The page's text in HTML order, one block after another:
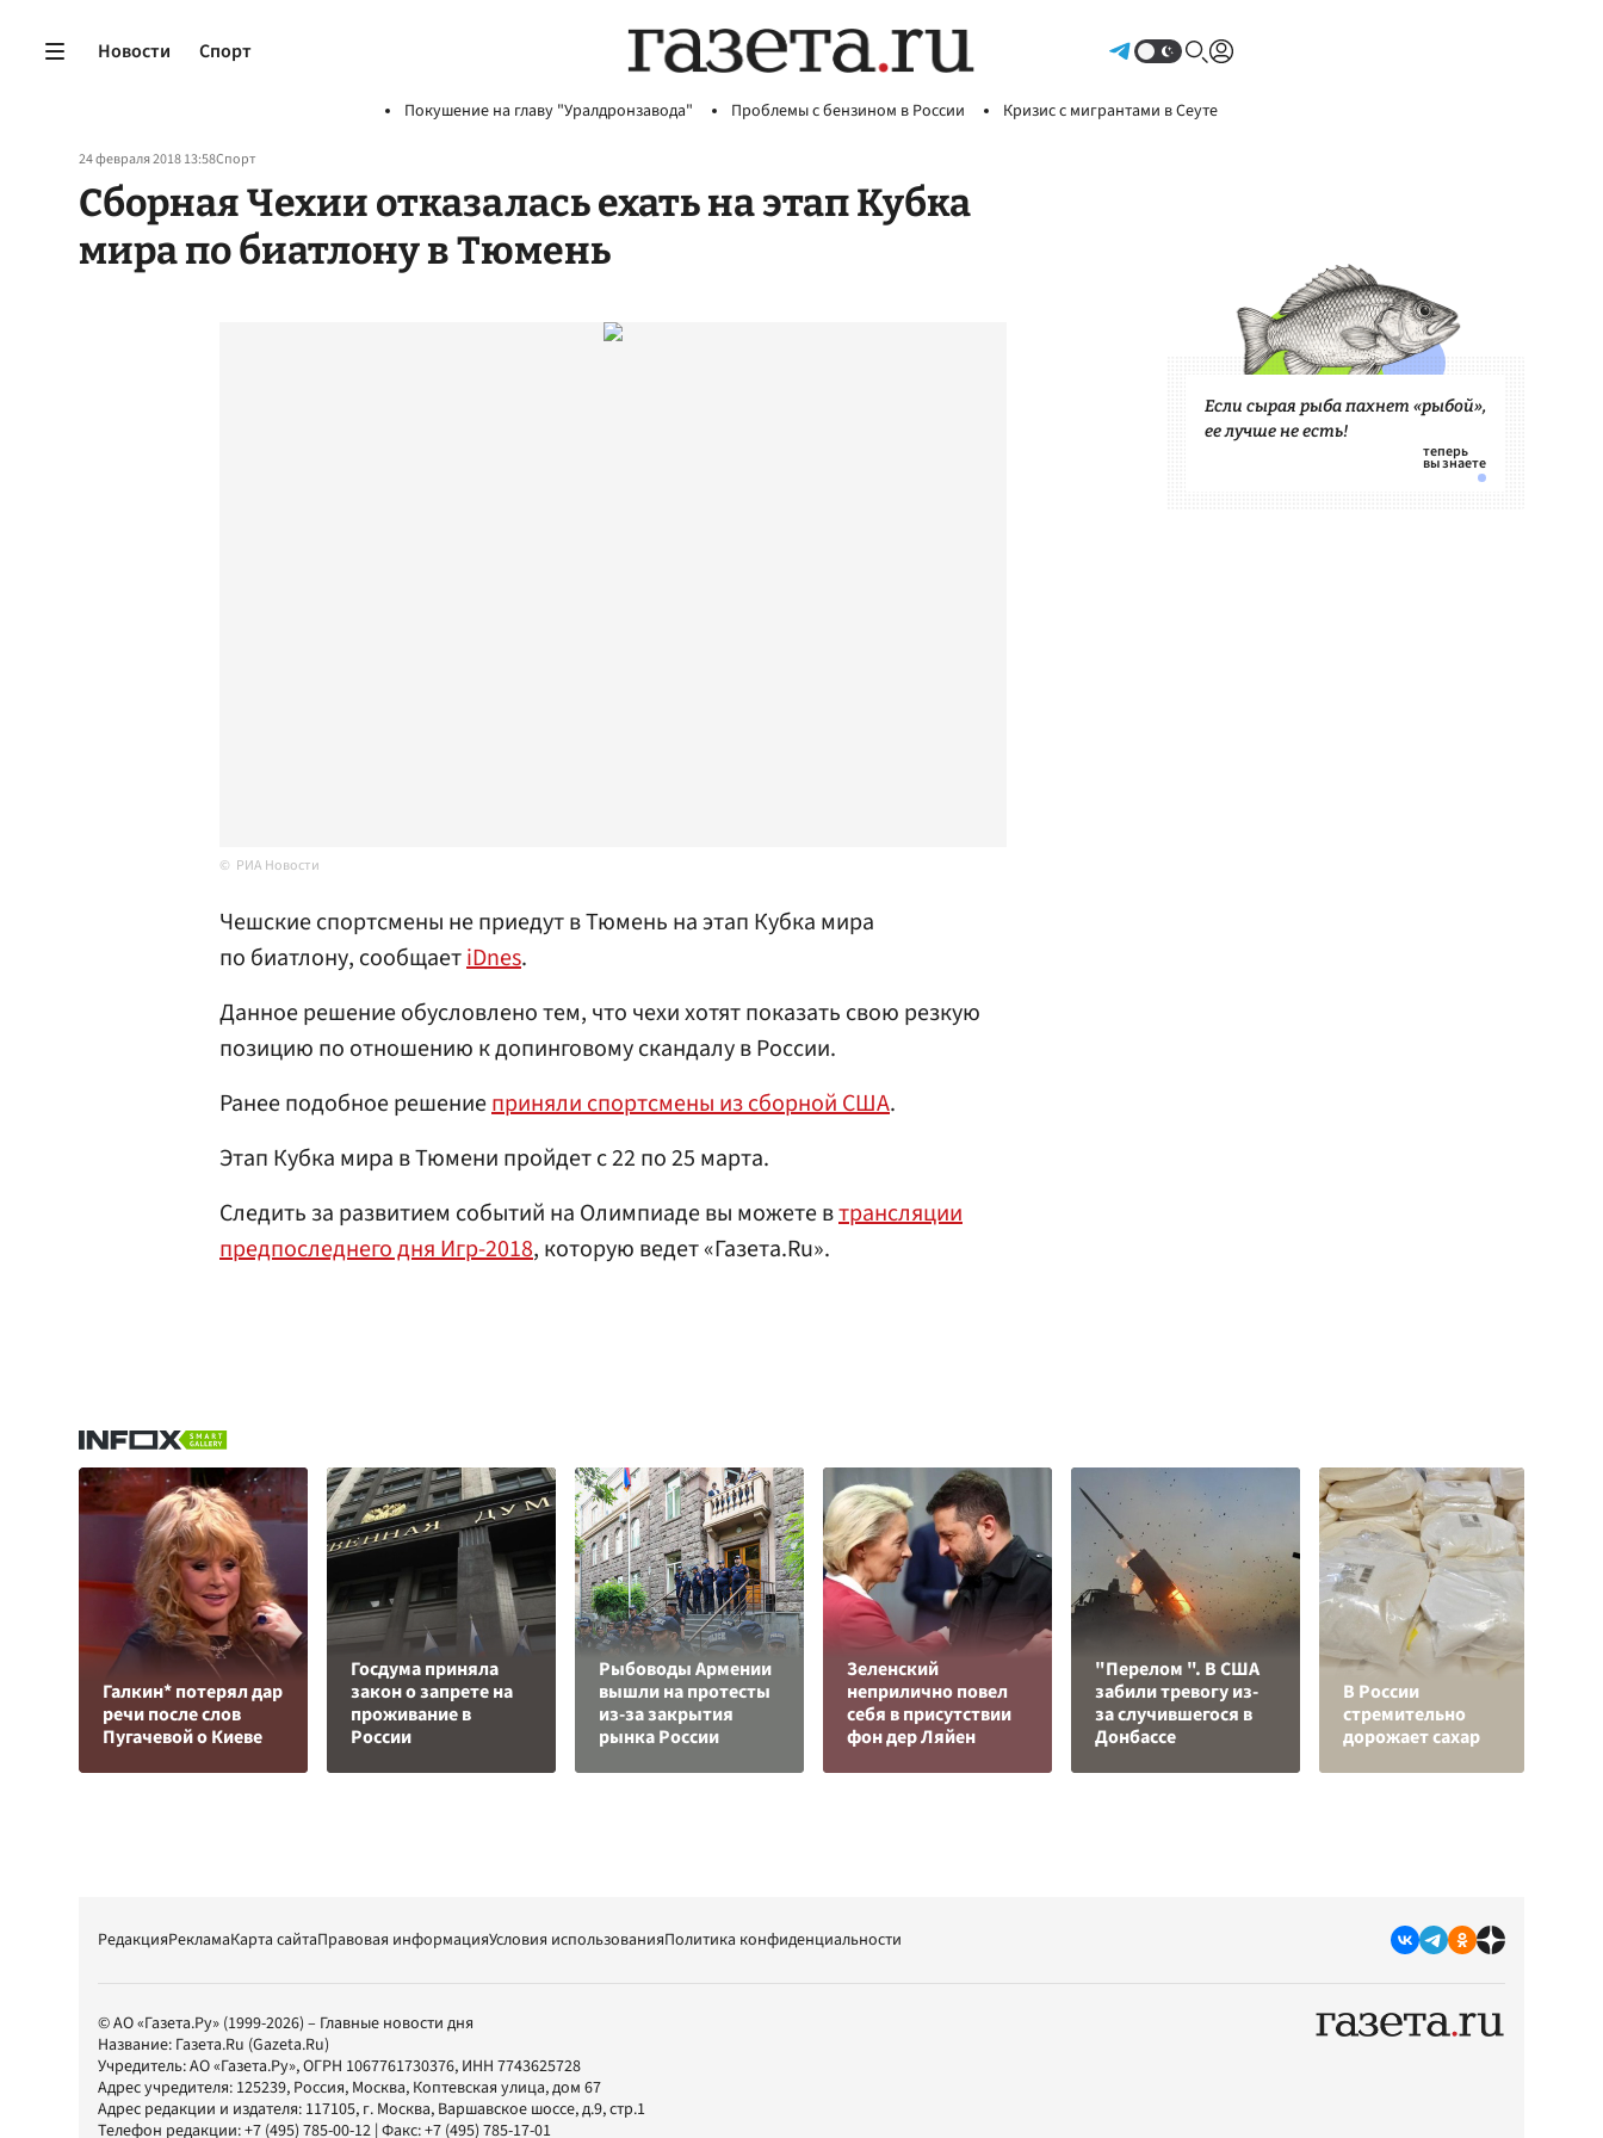
Новости Спорт
Покушение на главу "Уралдронзавода" Проблемы с бензином в России Кризис с мигрантами в Сеуте
24 февраля 2018 13:58Спорт
Сборная Чехии отказалась ехать на этап Кубка
мира по биатлону в Тюмень
РИА Новости
Чешские спортсмены не приедут в Тюмень на этап Кубка мира
по биатлону, сообщаетiDnes.
Данное решение обусловлено тем, что чехи хотят показать свою резкую
позицию по отношению к допинговому скандалу в России.
Ранее подобное решениеприняли спортсмены из сборной США.
Этап Кубка мира в Тюмени пройдет с 22 по 25 марта.
Следить за развитием событий на Олимпиаде вы можете втрансляции
предпоследнего дня Игр-2018, которую ведет «Газета.Ru».
Если сырая рыба пахнет «рыбой»,
ее лучше не есть!
Галкин* потерял дар
речи после слов
Пугачевой о Киеве
Госдума приняла
закон о запрете на
проживание в
России
Рыбоводы Армении
вышли на протесты
из-за закрытия
рынка России
Зеленский
неприлично повел
cебя в присутствии
фон дер Ляйен
"Перелом ". В США
забили тревогу из-
за случившегося в
Донбассе
В России
стремительно
дорожает сахар
РедакцияРекламаКарта сайтаПравовая информацияУсловия использованияПолитика конфиденциальности
© АО «Газета.Ру» (1999-2026) – Главные новости дня
Название: Газета.Ru (Gazeta.Ru)
Учредитель:АО «Газета.Ру», ОГРН 1067761730376, ИНН 7743625728
Адрес учредителя: 125239, Россия, Москва, Коптевская улица, дом 67
Адрес редакции и издателя: 117105, г. Москва, Варшавское шоссе, д.9, стр.1
Телефон редакции:+7 (495) 785-00-12 | Факс:+7 (495) 785-17-01